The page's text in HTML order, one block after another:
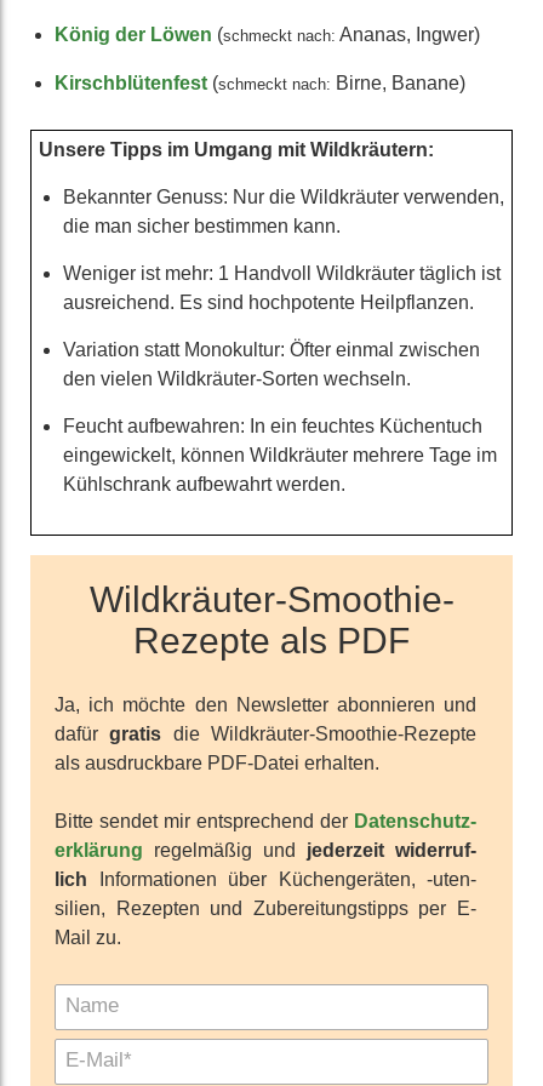
König der Löwen (schmeckt nach: Ananas, Ingwer)
Kirsch­blüten­fest (schmeckt nach: Birne, Banane)
Unsere Tipps im Umgang mit Wild­kräutern:
Bekannter Genuss: Nur die Wild­kräuter ver­wenden,
die man sicher bestimmen kann.
Weniger ist mehr: 1 Handvoll Wild­kräuter täglich ist
aus­reichend. Es sind hoch­potente Heil­pflanzen.
Variation statt Mono­kultur: Öfter einmal zwischen
den vielen Wild­kräuter-Sorten wechseln.
Feucht auf­bewahren: In ein feuchtes Küchen­tuch
einge­wickelt, können Wild­kräuter mehrere Tage im
Kühl­schrank auf­bewahrt werden.
Wildkräuter-Smoothie-
Rezepte als PDF
Ja, ich möchte den News­letter abon­nieren und
dafürgratis die Wild­kräuter-Smoothie-Rezepte
als aus­druck­bare PDF-Datei erhalten.
Bitte sendet mir ent­sprechend der Daten­schutz­
erklärung regel­mäßig und jeder­zeit wider­ruf­
lich Infor­mationen über Küchen­geräten, -uten­
silien, Rezepten und Zu­berei­tungs­tipps per E-
Mail zu.